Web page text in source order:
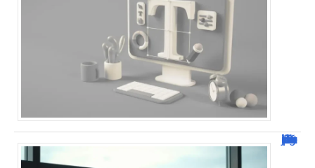
Combien de jour pour un décès d’un parent à l’étranger ?